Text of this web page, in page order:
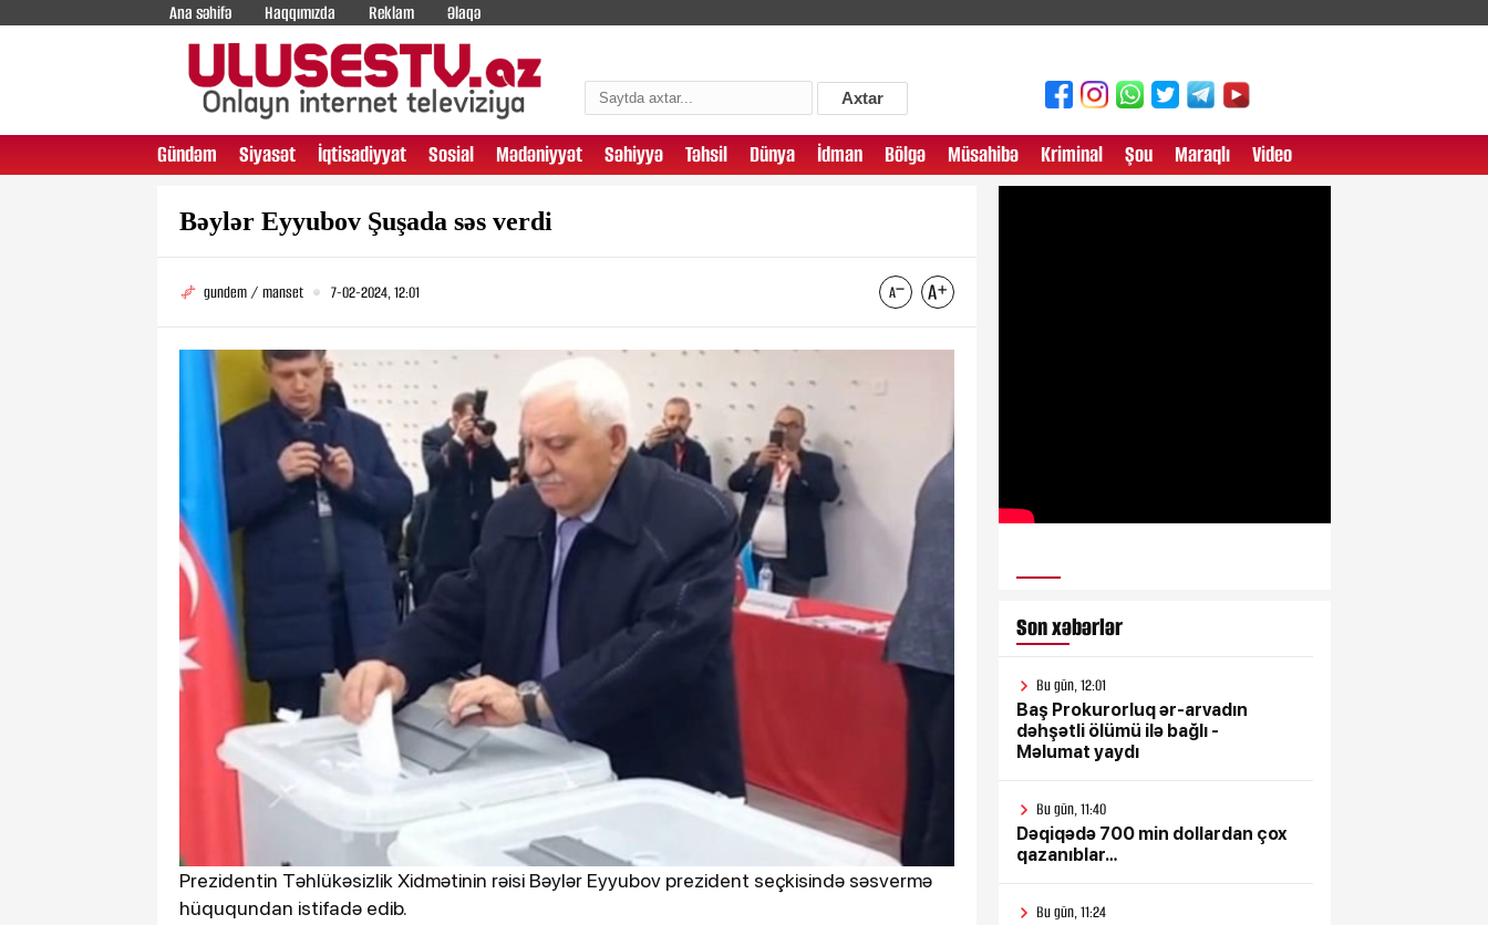
Ana səhifə Haqqımızda Reklam Əlaqə
Axtar
Gündəm Siyasət İqtisadiyyat Sosial Mədəniyyət Səhiyyə Təhsil Dünya İdman Bölgə Müsahibə Kriminal Şou Maraqlı Video
Bəylər Eyyubov Şuşada səs verdi
gundem / manset 7-02-2024, 12:01
Prezidentin Təhlükəsizlik Xidmətinin rəisi Bəylər Eyyubov prezident seçkisində səsvermə
hüququndan istifadə edib.
Son xəbərlər
Bu gün, 12:01
Baş Prokurorluq ər-arvadın
dəhşətli ölümü ilə bağlı -
Məlumat yaydı
Bu gün, 11:40
Dəqiqədə 700 min dollardan çox
qazanıblar…
Bu gün, 11:24